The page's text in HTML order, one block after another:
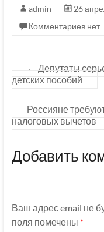
admin 26
Комментариев нет
← Депутаты
детских пособий
Россияне
налоговых вычетов
Добавить
Ваш адрес email не
поля помечены *